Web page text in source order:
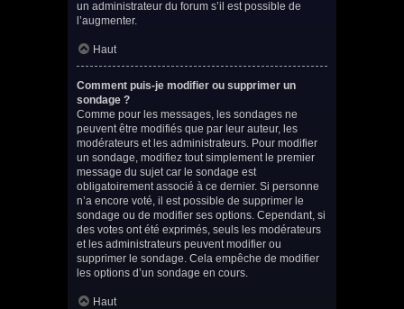
un administrateur du forum s’il est possible de
l’augmenter.
Haut
Comment puis-je modifier ou supprimer un
sondage ?
Comme pour les messages, les sondages ne
peuvent être modifiés que par leur auteur, les
modérateurs et les administrateurs. Pour modifier
un sondage, modifiez tout simplement le premier
message du sujet car le sondage est
obligatoirement associé à ce dernier. Si personne
n’a encore voté, il est possible de supprimer le
sondage ou de modifier ses options. Cependant, si
des votes ont été exprimés, seuls les modérateurs
et les administrateurs peuvent modifier ou
supprimer le sondage. Cela empêche de modifier
les options d’un sondage en cours.
Haut